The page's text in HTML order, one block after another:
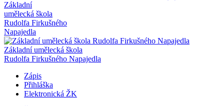
Základní
umělecká škola
Rudolfa Firkušného
Napajedla
Základní umělecká škola
Rudolfa Firkušného Napajedla
Zápis
Přihláška
Elektronická ŽK